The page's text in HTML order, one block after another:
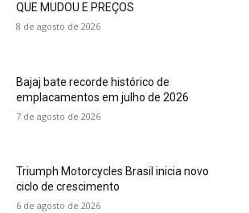
QUE MUDOU E PREÇOS
8 de agosto de 2026
Bajaj bate recorde histórico de
emplacamentos em julho de 2026
7 de agosto de 2026
Triumph Motorcycles Brasil inicia novo
ciclo de crescimento
6 de agosto de 2026